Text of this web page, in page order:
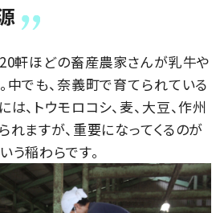
軒ほどの畜産農家さんが乳牛や
中でも、奈義町で育てられている
、トウモロコシ、麦、大豆、作州
れますが、重要になってくるのが
う稲わらです。